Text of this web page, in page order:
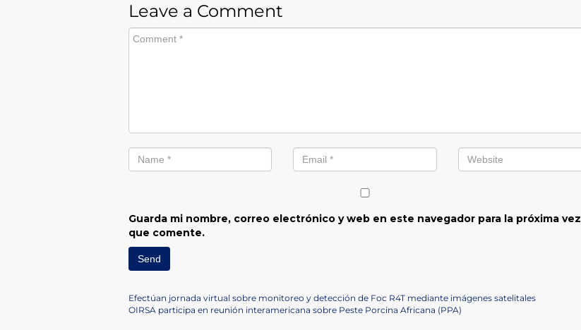
Leave a Comment
Guarda mi nombre, correo electrónico y web en este navegador para la próxima vez
que comente.
Navegación
Previous
Post
Efectúan jornada virtual sobre monitoreo y detección de Foc R4T mediante imágenes satelitales
Next
OIRSA participa en reunión interamericana sobre Peste Porcina Africana (PPA)